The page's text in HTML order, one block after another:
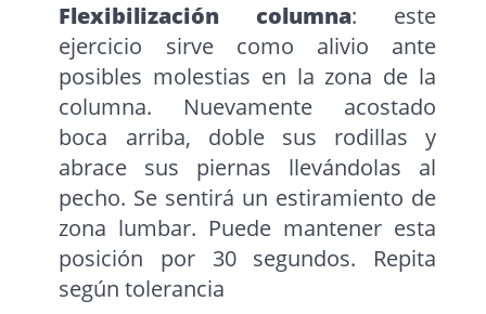
Flexibilización columna: este
ejercicio sirve como alivio ante
posibles molestias en la zona de la
columna. Nuevamente acostado
boca arriba, doble sus rodillas y
abrace sus piernas llevándolas al
pecho. Se sentirá un estiramiento de
zona lumbar. Puede mantener esta
posición por 30 segundos. Repita
según tolerancia